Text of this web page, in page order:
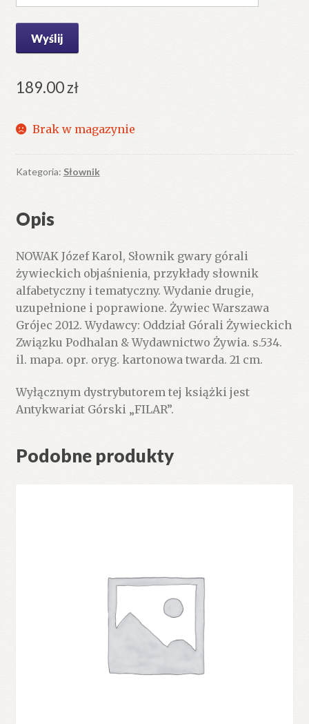
189.00zł
Brak w magazynie
Kategoria: Słownik
Opis
NOWAK Józef Karol, Słownik gwary górali
żywieckich objaśnienia, przykłady słownik
alfabetyczny i tematyczny. Wydanie drugie,
uzupełnione i poprawione. Żywiec Warszawa
Grójec 2012. Wydawcy: Oddział Górali Żywieckich
Związku Podhalan & Wydawnictwo Żywia. s.534.
il. mapa. opr. oryg. kartonowa twarda. 21 cm.
Wyłącznym dystrybutorem tej książki jest
Antykwariat Górski „FILAR”.
Podobne produkty